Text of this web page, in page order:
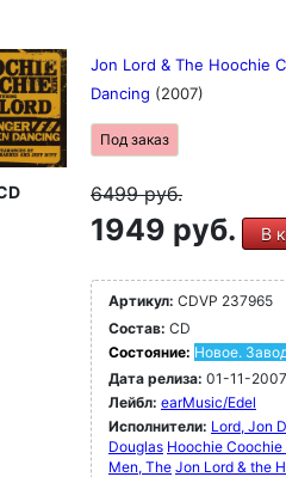
Jon Lord & The Hoochie
Dancing (2007)
Под заказ
6499руб.
1949 руб. В
Артикул: CDVP 237965
Состав: CD
Состояние: Новое.
Дата релиза: 01-11-2007
Лейбл: earMusic/Edel
Исполнители: Lord, Jon
Douglas Hoochie
Men, The Jon Lord & the